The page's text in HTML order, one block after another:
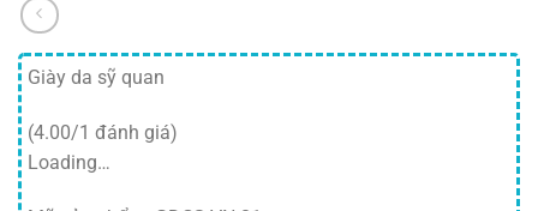
Giày da sỹ quan
(4.00/1 đánh giá)
Loading…